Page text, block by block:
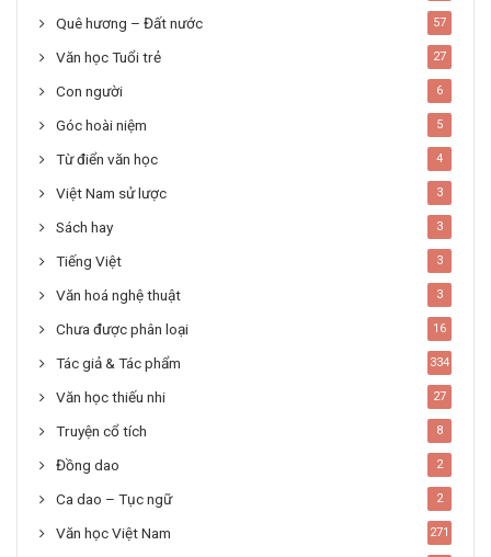
Quê hương – Đất nước 57
Văn học Tuổi trẻ 27
Con người 6
Góc hoài niệm 5
Từ điển văn học 4
Việt Nam sử lược 3
Sách hay 3
Tiếng Việt 3
Văn hoá nghệ thuật 3
Chưa được phân loại 16
Tác giả & Tác phẩm 334
Văn học thiếu nhi 27
Truyện cổ tích 8
Đồng dao 2
Ca dao – Tục ngữ 2
Văn học Việt Nam 271